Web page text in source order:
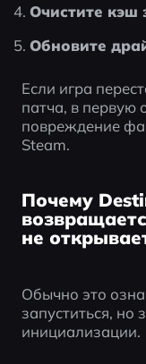
Очистите кэш
Обновите
Если игра
патча, в первую
повреждение
Steam.
Почему
не
Обычно это
запуститься,
инициализации.